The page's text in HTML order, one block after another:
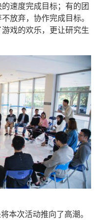
速度完成目标；有的团
放弃，协作完成目标。
戏的欢乐，更让研究生
本次活动推向了高潮。